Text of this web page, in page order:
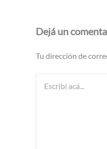
Dejá un
Tu dirección de
acá...